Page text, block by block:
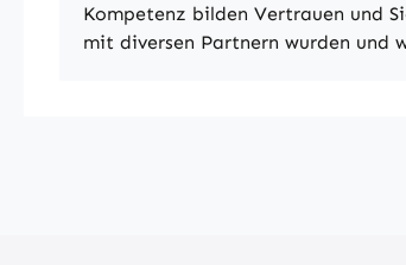
Kompetenz bilden Vertrauen und
mit diversen Partnern wurden und